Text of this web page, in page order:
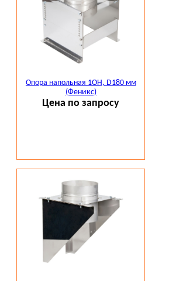
Опора напольная 1ОН, D180 мм
(Феникс)
Цена по запросу